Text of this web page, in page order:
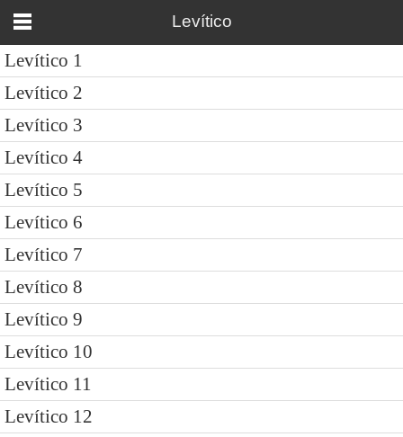
Levítico
Levítico 1
Levítico 2
Levítico 3
Levítico 4
Levítico 5
Levítico 6
Levítico 7
Levítico 8
Levítico 9
Levítico 10
Levítico 11
Levítico 12